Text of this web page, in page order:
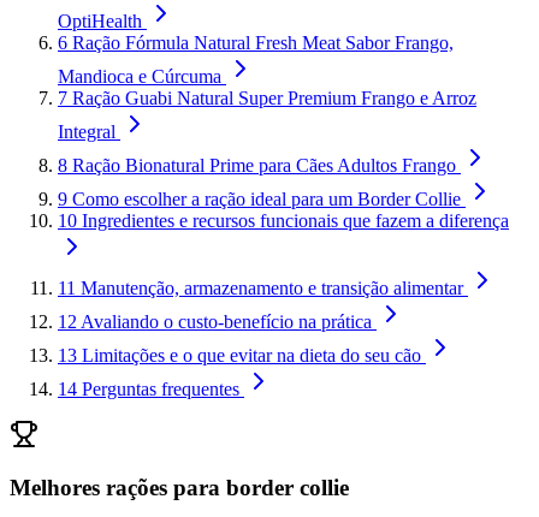
OptiHealth
6 Ração Fórmula Natural Fresh Meat Sabor Frango,
Mandioca e Cúrcuma
7 Ração Guabi Natural Super Premium Frango e Arroz
Integral
8 Ração Bionatural Prime para Cães Adultos Frango
9 Como escolher a ração ideal para um Border Collie
10 Ingredientes e recursos funcionais que fazem a diferença
11 Manutenção, armazenamento e transição alimentar
12 Avaliando o custo-benefício na prática
13 Limitações e o que evitar na dieta do seu cão
14 Perguntas frequentes
Melhores rações para border collie